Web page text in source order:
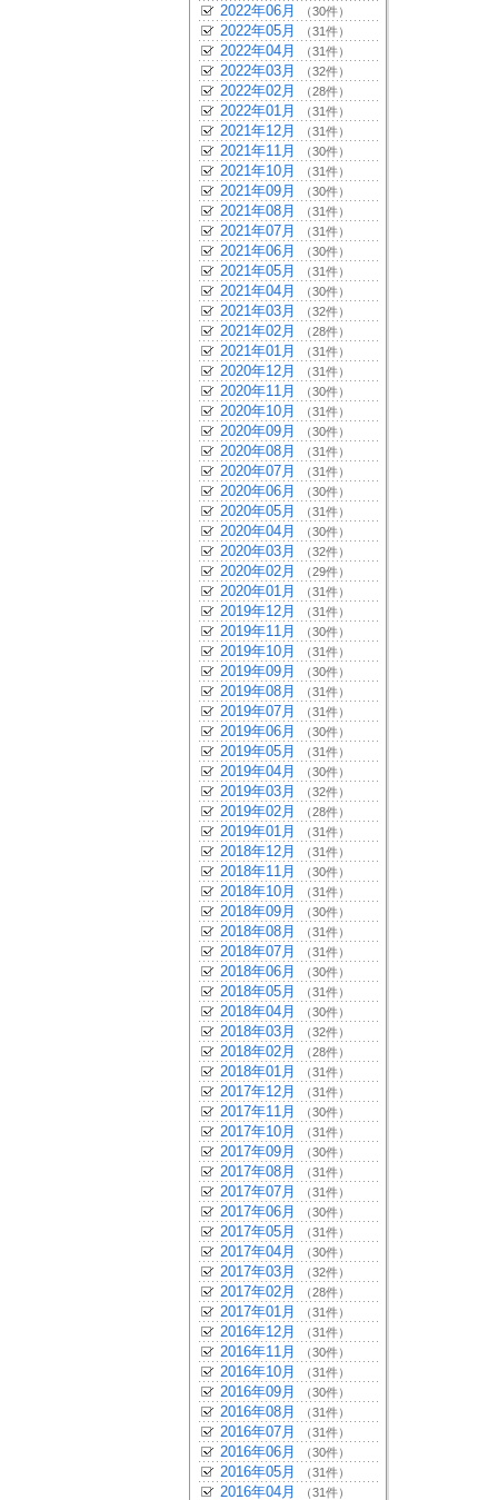
2022年06月 （30件）
2022年05月 （31件）
2022年04月 （31件）
2022年03月 （32件）
2022年02月 （28件）
2022年01月 （31件）
2021年12月 （31件）
2021年11月 （30件）
2021年10月 （31件）
2021年09月 （30件）
2021年08月 （31件）
2021年07月 （31件）
2021年06月 （30件）
2021年05月 （31件）
2021年04月 （30件）
2021年03月 （32件）
2021年02月 （28件）
2021年01月 （31件）
2020年12月 （31件）
2020年11月 （30件）
2020年10月 （31件）
2020年09月 （30件）
2020年08月 （31件）
2020年07月 （31件）
2020年06月 （30件）
2020年05月 （31件）
2020年04月 （30件）
2020年03月 （32件）
2020年02月 （29件）
2020年01月 （31件）
2019年12月 （31件）
2019年11月 （30件）
2019年10月 （31件）
2019年09月 （30件）
2019年08月 （31件）
2019年07月 （31件）
2019年06月 （30件）
2019年05月 （31件）
2019年04月 （30件）
2019年03月 （32件）
2019年02月 （28件）
2019年01月 （31件）
2018年12月 （31件）
2018年11月 （30件）
2018年10月 （31件）
2018年09月 （30件）
2018年08月 （31件）
2018年07月 （31件）
2018年06月 （30件）
2018年05月 （31件）
2018年04月 （30件）
2018年03月 （32件）
2018年02月 （28件）
2018年01月 （31件）
2017年12月 （31件）
2017年11月 （30件）
2017年10月 （31件）
2017年09月 （30件）
2017年08月 （31件）
2017年07月 （31件）
2017年06月 （30件）
2017年05月 （31件）
2017年04月 （30件）
2017年03月 （32件）
2017年02月 （28件）
2017年01月 （31件）
2016年12月 （31件）
2016年11月 （30件）
2016年10月 （31件）
2016年09月 （30件）
2016年08月 （31件）
2016年07月 （31件）
2016年06月 （30件）
2016年05月 （31件）
2016年04月 （31件）